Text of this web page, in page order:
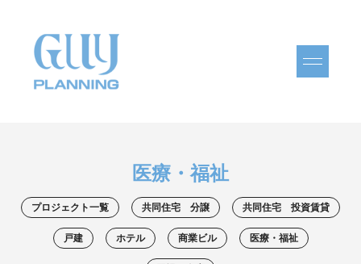
医療・福祉
プロジェクト一覧 共同住宅 分譲 共同住宅 投資賃貸
戸建 ホテル 商業ビル 医療・福祉